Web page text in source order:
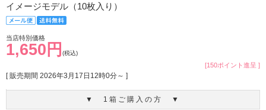
イメージモデル（10枚入り）
当店特別価格
1,650円 (税込)
[150ポイント進呈 ]
[ 販売期間 2026年3月17日12時0分～ ]
▼ 1箱ご購入の方 ▼